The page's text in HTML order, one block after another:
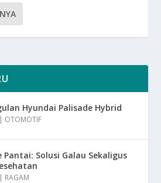
Hyundai Palisade Hybrid
| OTOMOTIF
Pantai: Solusi Galau Sekaligus
| RAGAM